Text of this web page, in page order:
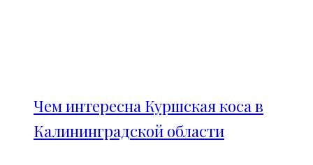
Чем интересна Куршская коса в
Калининградской области